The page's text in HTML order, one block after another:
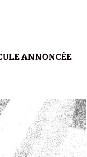
ANNONCÉE